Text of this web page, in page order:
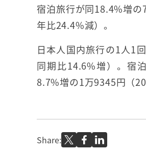
宿泊旅行が同18.4%増
年比24.4%減）。
日本人国内旅行の1人1
同期比14.6%増）。宿
8.7%増の1万9345円（
Share: